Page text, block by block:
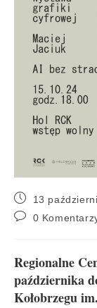
13
0
Regionalne
października
Kołobrzegu